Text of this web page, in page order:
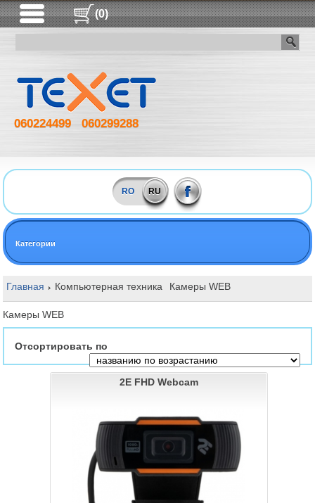
(0)
060224499 060299288
RO RU
Категории
Главная Компьютерная техника Камеры WEB
Камеры WEB
Отсортировать по
2E FHD Webcam